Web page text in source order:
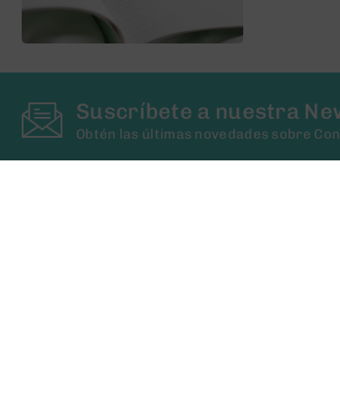
Suscríbete a nuestra
Obtén las últimas novedades sobre